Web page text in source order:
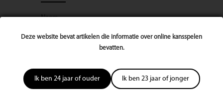
Deze website bevat artikelen die informatie over online kansspelen
bevatten.
Ik ben 24 jaar of ouder Ik ben 23 jaar of jonger
Naam
Bericht